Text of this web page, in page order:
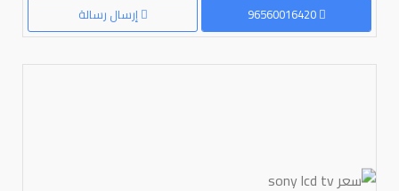
إرسال رسالة 96560016420